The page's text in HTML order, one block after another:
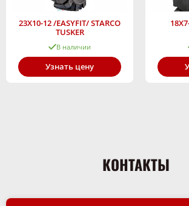
23X10-12 /EASYFIT/ STARCO
TUSKER
В наличии
Узнать цену
КОНТАКТЫ